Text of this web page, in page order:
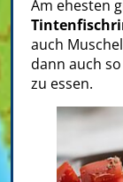
Am ehesten
auch
dann auch
zu essen.